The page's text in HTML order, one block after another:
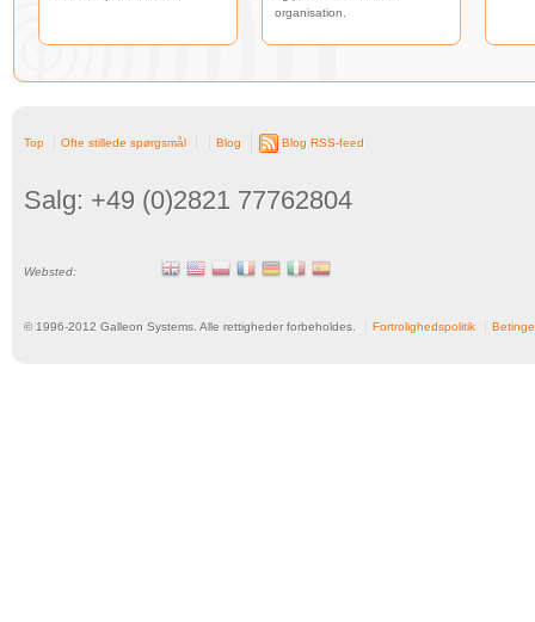
organisation.
Top Ofte stillede spørgsmål Blog Blog RSS-feed
Salg: +49 (0)2821 77762804
Websted:
© 1996-2012 Galleon Systems. Alle rettigheder forbeholdes. Fortrolighedspolitik